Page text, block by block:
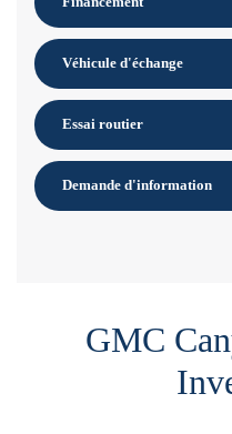
GMC
Véhicule d'échange
Essai routier
Demande d'information